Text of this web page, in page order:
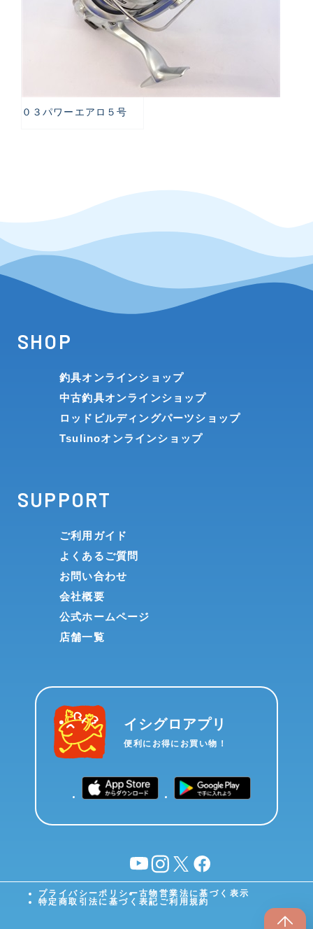
０３パワーエアロ５号
SHOP
釣具オンラインショップ
中古釣具オンラインショップ
ロッドビルディングパーツショップ
Tsulinoオンラインショップ
SUPPORT
ご利用ガイド
よくあるご質問
お問い合わせ
会社概要
公式ホームページ
店舗一覧
イシグロアプリ
便利にお得にお買い物！
YouTubeinstagram
X facebook
プライバシーポリシー古物営業法に基づく表示
特定商取引法に基づく表記 ご利用規約